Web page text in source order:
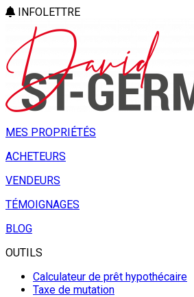
INFOLETTRE
MES PROPRIÉTÉS
ACHETEURS
VENDEURS
TÉMOIGNAGES
BLOG
OUTILS
Calculateur de prêt hypothécaire
Taxe de mutation